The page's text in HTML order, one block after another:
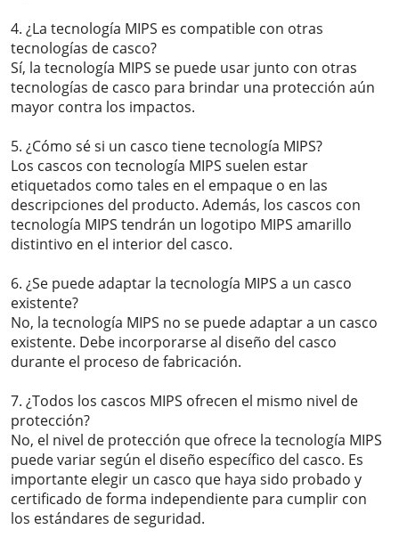
4. ¿La tecnología MIPS es compatible con otras
tecnologías de casco?
Sí, la tecnología MIPS se puede usar junto con otras
tecnologías de casco para brindar una protección aún
mayor contra los impactos.
5. ¿Cómo sé si un casco tiene tecnología MIPS?
Los cascos con tecnología MIPS suelen estar
etiquetados como tales en el empaque o en las
descripciones del producto. Además, los cascos con
tecnología MIPS tendrán un logotipo MIPS amarillo
distintivo en el interior del casco.
6. ¿Se puede adaptar la tecnología MIPS a un casco
existente?
No, la tecnología MIPS no se puede adaptar a un casco
existente. Debe incorporarse al diseño del casco
durante el proceso de fabricación.
7. ¿Todos los cascos MIPS ofrecen el mismo nivel de
protección?
No, el nivel de protección que ofrece la tecnología MIPS
puede variar según el diseño específico del casco. Es
importante elegir un casco que haya sido probado y
certificado de forma independiente para cumplir con
los estándares de seguridad.